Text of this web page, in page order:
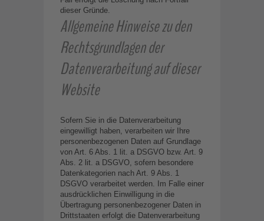
dieser Gründe.
Allgemeine Hinweise zu den
Rechtsgrundlagen der
Datenverarbeitung auf dieser
Website
Sofern Sie in die Datenverarbeitung
eingewilligt haben, verarbeiten wir Ihre
personenbezogenen Daten auf Grundlage
von Art. 6 Abs. 1 lit. a DSGVO bzw. Art. 9
Abs. 2 lit. a DSGVO, sofern besondere
Datenkategorien nach Art. 9 Abs. 1
DSGVO verarbeitet werden. Im Falle einer
ausdrücklichen Einwilligung in die
Übertragung personenbezogener Daten in
Drittstaaten erfolgt die Datenverarbeitung